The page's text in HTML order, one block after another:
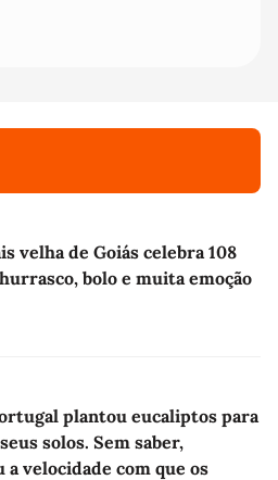
velha de Goiás celebra 108
bolo e muita emoção
plantou eucaliptos para
solos. Sem saber,
velocidade com que os